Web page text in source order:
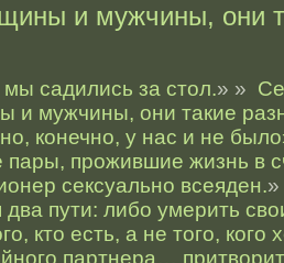
и мужчины, они
садились за стол.» »
и мужчины, они такие
конечно, у нас и не
прожившие жизнь в
сексуально всеяден.
два пути: либо умерить
кто есть, а не того, кого
партнера…